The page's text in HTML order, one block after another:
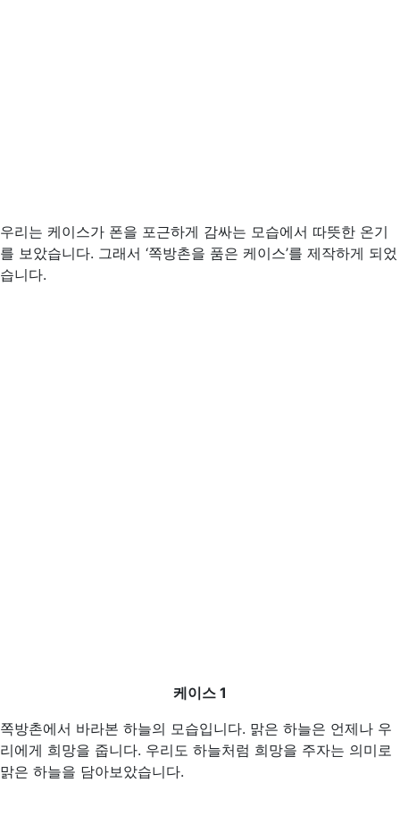
우리는 케이스가 폰을 포근하게 감싸는 모습에서 따뜻한 온기
를 보았습니다. 그래서 ‘쪽방촌을 품은 케이스’를 제작하게 되었
습니다.
케이스 1
쪽방촌에서 바라본 하늘의 모습입니다. 맑은 하늘은 언제나 우
리에게 희망을 줍니다. 우리도 하늘처럼 희망을 주자는 의미로
맑은 하늘을 담아보았습니다.